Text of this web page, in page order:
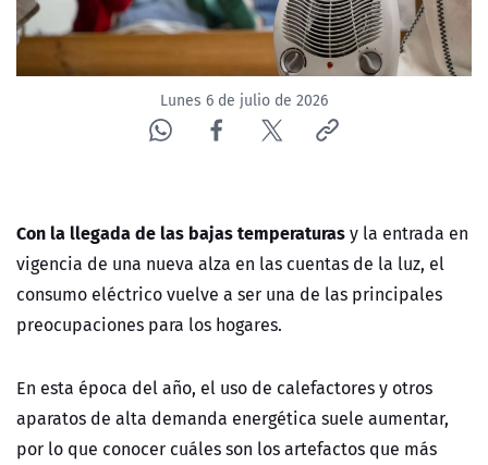
Lunes 6 de julio de 2026
Con la llegada de las bajas temperaturasy la entrada en
vigencia de una nueva alza en las cuentas de la luz, el
consumo eléctrico vuelve a ser una de las principales
preocupaciones para los hogares.
En esta época del año, el uso de calefactores y otros
aparatos de alta demanda energética suele aumentar,
por lo que conocer cuáles son los artefactos que más